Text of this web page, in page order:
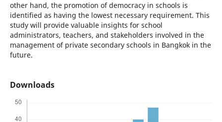
other hand, the promotion of democracy in schools is
identified as having the lowest necessary requirement. This
study will provide valuable insights for school
administrators, teachers, and stakeholders involved in the
management of private secondary schools in Bangkok in the
future.
Downloads